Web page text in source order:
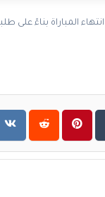
المباراة بناءً على